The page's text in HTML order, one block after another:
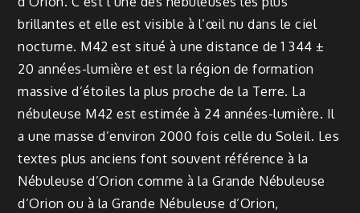
brillantes et elle est visible à l’œil nu dans le ciel
nocturne. M42 est situé à une distance de 1 344 ±
20 années-lumière et est la région de formation
massive d’étoiles la plus proche de la Terre. La
nébuleuse M42 est estimée à 24 années-lumière. Il
a une masse d’environ 2000 fois celle du Soleil. Les
textes plus anciens font souvent référence à la
Nébuleuse d’Orion comme à la Grande Nébuleuse
d’Orion ou à la Grande Nébuleuse d’Orion,